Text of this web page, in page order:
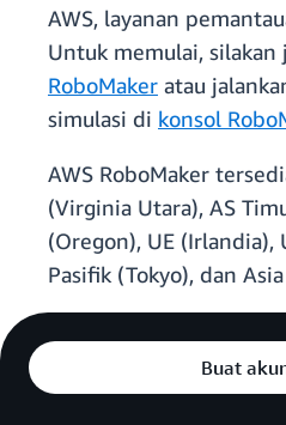
AWS, layanan
Untuk memulai, silakan
RoboMaker atau
simulasi di konsol
AWS RoboMaker
(Virginia Utara), AS
(Oregon), UE (Irlandia),
Pasifik (Tokyo), dan
Buat